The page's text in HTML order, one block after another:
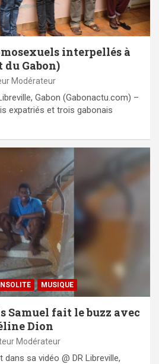
interpellés à
du Gabon)
Modérateur
Gabon (Gabonactu.com) –
expatriés et trois gabonais
MUSIQUE
Samuel fait le buzz avec
Dion
Modérateur
dans sa vidéo @ DR Libreville,